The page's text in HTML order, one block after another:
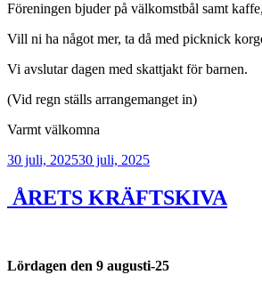
Föreningen bjuder på välkomstbål samt
Vill ni ha något mer, ta då med picknick
Vi avslutar dagen med skattjakt för barnen.
(Vid regn ställs arrangemanget in)
Varmt välkomna
Publicerat
30 juli, 202530 juli, 2025
ÅRETS KRÄFTSKIVA
Lördagen den 9 augusti-25